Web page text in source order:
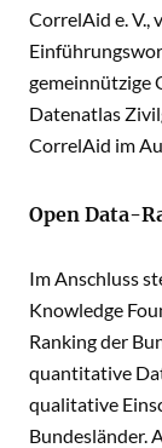
CorrelAid e. V.,
gemeinnützige
Datenatlas
CorrelAid im
Open Data-
Im Anschluss
Knowledge
Ranking der
quantitative
qualitative
Bundesländer.